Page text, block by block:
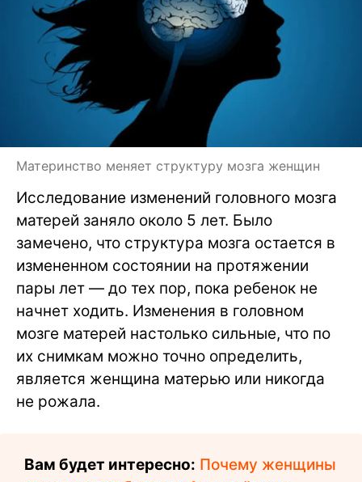
Материнство меняет структуру мозга женщин
Исследование изменений головного мозга
матерей заняло около 5 лет. Было
замечено, что структура мозга остается в
измененном состоянии на протяжении
пары лет — до тех пор, пока ребенок не
начнет ходить. Изменения в головном
мозге матерей настолько сильные, что по
их снимкам можно точно определить,
является женщина матерью или никогда
не рожала.
Вам будет интересно: Почему женщины